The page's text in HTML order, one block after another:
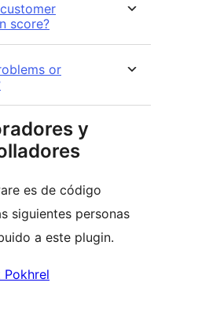
score?
or
y
es de código
siguientes personas
a este plugin.
Pokhrel